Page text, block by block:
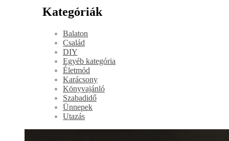
Kategóriák
Balaton
Család
DIY
Egyéb kategória
Életmód
Karácsony
Könyvajánló
Szabadidő
Ünnepek
Utazás